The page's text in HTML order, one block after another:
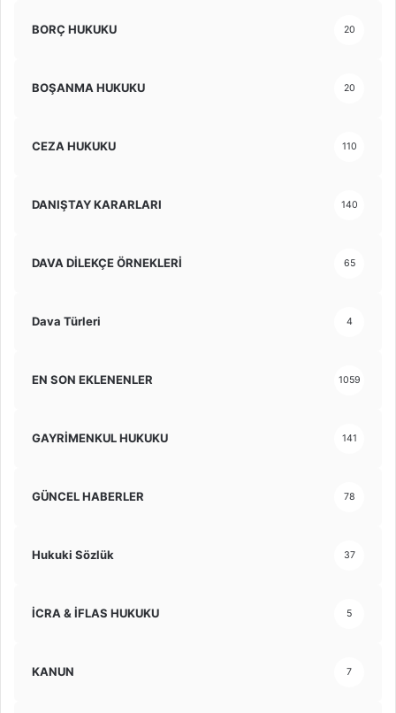
BORÇ HUKUKU 20
BOŞANMA HUKUKU 20
CEZA HUKUKU 110
DANIŞTAY KARARLARI 140
DAVA DİLEKÇE ÖRNEKLERİ 65
Dava Türleri 4
EN SON EKLENENLER 1059
GAYRİMENKUL HUKUKU 141
GÜNCEL HABERLER 78
Hukuki Sözlük 37
İCRA & İFLAS HUKUKU 5
KANUN 7